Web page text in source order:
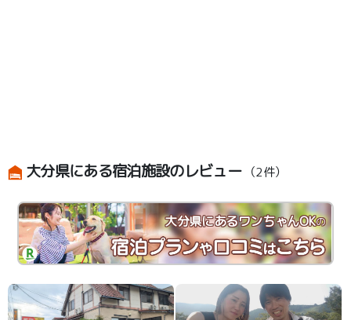
大分県にある宿泊施設のレビュー （2件）
大分県にあるワンちゃんOKの